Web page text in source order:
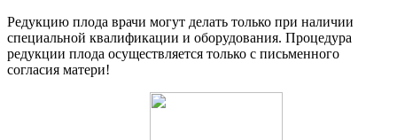
Редукцию плода врачи могут делать только при наличии
специальной квалификации и оборудования. Процедура
редукции плода осуществляется только с письменного
согласия матери!